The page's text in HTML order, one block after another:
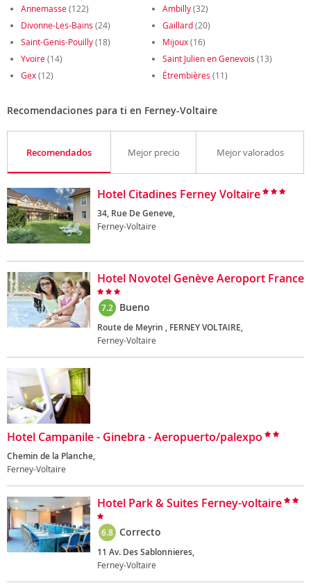
Annemasse(122) Ambilly(32)
Divonne-Les-Bains (24) Gaillard(20)
Saint-Genis-Pouilly(18) Mijoux(16)
Yvoire(14) Saint Julien en Genevois (13)
Gex(12) Étrembières (11)
Recomendaciones para ti en Ferney-Voltaire
Recomendados Mejor precio Mejor valorados
Hotel Citadines Ferney Voltaire
34, Rue De Geneve,
Ferney-Voltaire
Hotel Novotel Genève Aeroport France
7.2 Bueno
Route de Meyrin , FERNEY VOLTAIRE,
Ferney-Voltaire
Hotel Campanile - Ginebra - Aeropuerto/palexpo
Chemin de la Planche,
Ferney-Voltaire
Hotel Park & Suites Ferney-voltaire
6.8 Correcto
11 Av. Des Sablonnieres,
Ferney-Voltaire